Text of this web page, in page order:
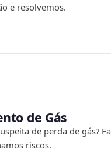
e resolvemos.
de Gás
de perda de gás?
riscos.